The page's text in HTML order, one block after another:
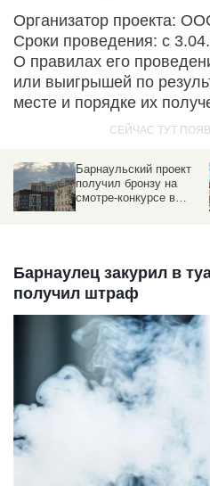
Организатор проекта:
Сроки проведения: с
О правилах его
или выигрышей по
месте и порядке их
Барнаульский проект
получил бронзу на
смотре-конкурсе в
Барнаулец закурил в
получил штраф